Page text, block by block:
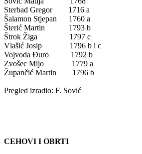
Sterbad Gregor 1716 a
Šalamon Stjepan 1760 a
Šterić Martin 1793 b
Štrok Žiga 1797 c
Vlašić Josip 1796 b i c
Vojvoda Đuro 1792 b
Zvošec Mijo 1779 a
Župančić Martin 1796 b
Pregled izradio: F. Sović
CEHOVI I OBRTI